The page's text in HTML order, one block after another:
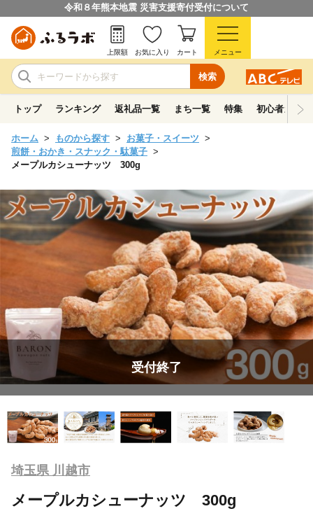
令和８年熊本地震 災害支援寄付受付について
検索
上限額 お気に入り カート メニュー
トップ ランキング 返礼品一覧 まち一覧 特集 初心者ガイド
ホーム ものから探す
お菓子・スイーツ
煎餅・おかき・スナック・駄菓子
メープルカシューナッツ 300g
受付終了
埼玉県 川越市
メープルカシューナッツ 300g